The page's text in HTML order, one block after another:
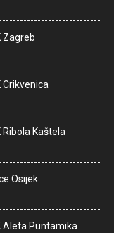
Zagreb
Crikvenica
Ribola Kaštela
Osijek
Aleta Puntamika